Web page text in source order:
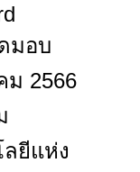
มอบ
ม 2566
ยีแห่ง